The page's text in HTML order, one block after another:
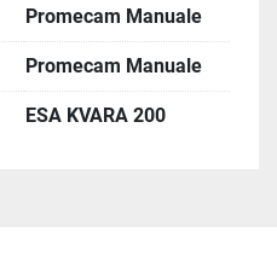
Promecam Manuale
Promecam Manuale
ESA KVARA 200